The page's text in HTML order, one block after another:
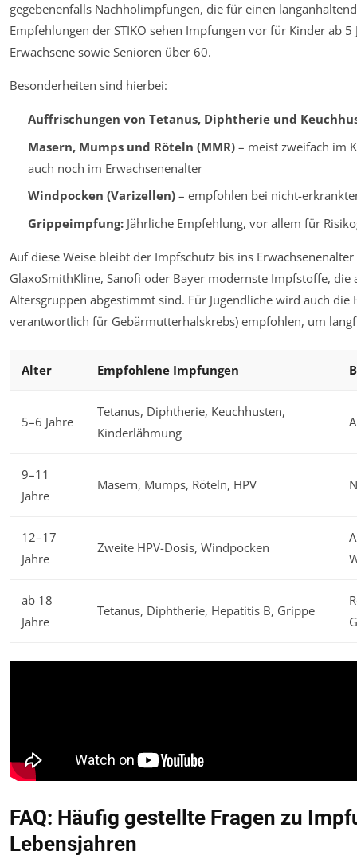
gegebenenfalls Nachholimpfungen, die für einen
Empfehlungen der STIKO sehen Impfungen vor für Kinder ab 5
Erwachsene sowie Senioren über 60.
Besonderheiten sind hierbei:
Auffrischungen von Tetanus, Diphtherie und
Masern, Mumps und Röteln (MMR)– meist zweifach im
auch noch im Erwachsenenalter
Windpocken (Varizellen)– empfohlen bei nicht-
Grippeimpfung:Jährliche Empfehlung, vor allem für
Auf diese Weise bleibt der Impfschutz bis ins
GlaxoSmithKline, Sanofi oder Bayer modernste Impfstoffe,
Altersgruppen abgestimmt sind. Für Jugendliche wird auch
verantwortlich für Gebärmutterhalskrebs) empfohlen, um
Alter Empfohlene Impfungen
5–6 Jahre
Tetanus, Diphtherie, Keuchhusten,
Kinderlähmung
9–11
Jahre
Masern, Mumps, Röteln, HPV
12–17
Jahre
Zweite HPV-Dosis, Windpocken
ab 18
Jahre
Tetanus, Diphtherie, Hepatitis B, Grippe
FAQ: Häufig gestellte Fragen zu
Lebensjahren